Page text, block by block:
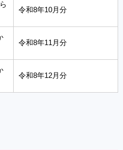
令和8年10月分
令和8年11月分
令和8年12月分
曜